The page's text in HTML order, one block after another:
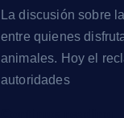
La discusión sobre
entre quienes
animales. Hoy el
autoridades